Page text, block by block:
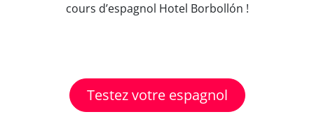
cours d’espagnol Hotel Borbollón !
Testez votre espagnol